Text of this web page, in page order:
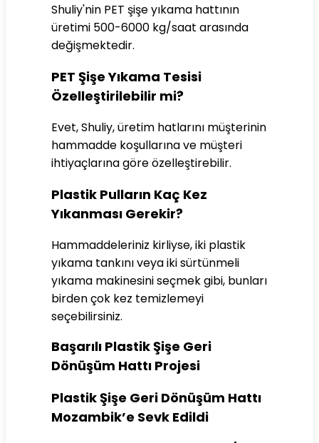
Shuliy'nin PET şişe yıkama hattının
üretimi 500-6000 kg/saat arasında
değişmektedir.
PET Şişe Yıkama Tesisi
Özelleştirilebilir mi?
Evet, Shuliy, üretim hatlarını müşterinin
hammadde koşullarına ve müşteri
ihtiyaçlarına göre özelleştirebilir.
Plastik Pulların Kaç Kez
Yıkanması Gerekir?
Hammaddeleriniz kirliyse, iki plastik
yıkama tankını veya iki sürtünmeli
yıkama makinesini seçmek gibi, bunları
birden çok kez temizlemeyi
seçebilirsiniz.
Başarılı Plastik Şişe Geri
Dönüşüm Hattı Projesi
Plastik Şişe Geri Dönüşüm Hattı
Mozambik’e Sevk Edildi